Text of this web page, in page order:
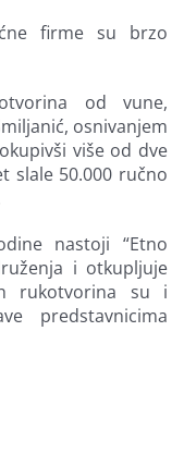
firme su brzo
od vune,
osnivanjem
više od dve
slale 50.000 ručno
nastoji “Etno
i otkupljuje
rukotvorina su i
predstavnicima